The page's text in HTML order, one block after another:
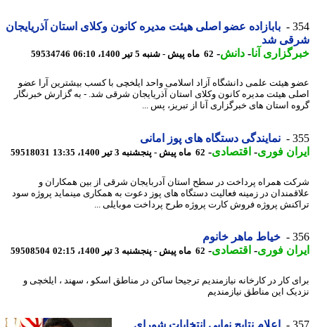
بابازاده عضو اصلی هیئت مدیره کانون وکلای استان آذریایجان
شد
آنا- دانش -62 ماه پیش - شنبه 5 تیر 1400، 06:10 59534746
هیئت علمی دانشگاه آزاد اسلامی واحد ایلخچی با کسب بیشترین آرا عضو
هیئت مدیره کانون وکلای استان آذریایجان شرقی شد. - به گزارش خبرنگار
استان های خبرگزاری آنا از تبریز، پس ...
نمایندگی دستگاه های پوز امانی
فوری- اقتصادی-62 ماه پیش - پنجشنبه 3 تیر 1400، 13:35 59518031
همراه پرداخت در سطح استان آدربایجان شرقی از بین همکاران و
در زمینه فعالیت دستگاه های پوز دعوت به همکاری مینماید پروژه سود
پروژه فروش کارت پروژه طرح پرداخت موبایلی ...
خیاط ماهر خانوم
فوری- اقتصادی-62 ماه پیش - پنجشنبه 3 تیر 1400، 02:15 59508504
کار در کارخانه نیازمندیم ترجیحا ساکن در مناطق اسکو ، سهند ، ایلخچی و
این مناطق نیازمندیم
اعلام نتایج نهایی انتخابات شورای